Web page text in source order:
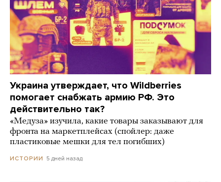
Украина утверждает, что Wildberries
помогает снабжать армию РФ. Это
действительно так?
«Медуза» изучила, какие товары заказывают для
фронта на маркетплейсах (спойлер: даже
пластиковые мешки для тел погибших)
ИСТОРИИ 5 дней назад